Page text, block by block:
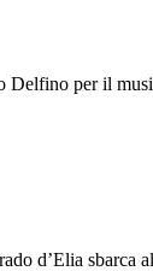
Delfino per il
d’Elia